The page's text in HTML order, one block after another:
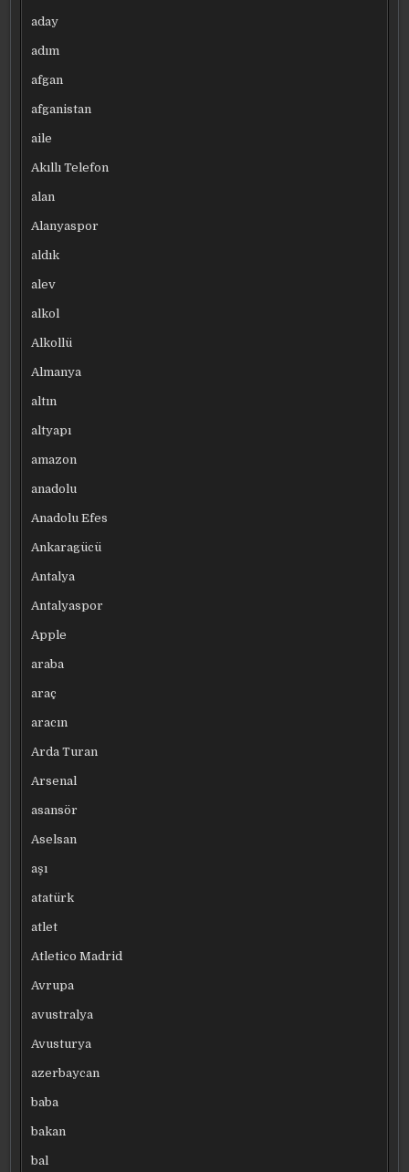
aday
adım
afgan
afganistan
aile
Akıllı Telefon
alan
Alanyaspor
aldık
alev
alkol
Alkollü
Almanya
altın
altyapı
amazon
anadolu
Anadolu Efes
Ankaragücü
Antalya
Antalyaspor
Apple
araba
araç
aracın
Arda Turan
Arsenal
asansör
Aselsan
aşı
atatürk
atlet
Atletico Madrid
Avrupa
avustralya
Avusturya
azerbaycan
baba
bakan
bal